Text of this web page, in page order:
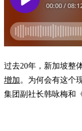
过去20年，新加坡整
增加。为何会有这个
集团副社长韩咏梅和